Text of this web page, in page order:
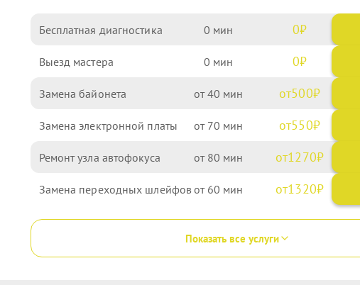
Бесплатная диагностика 0 0
Выезд мастера 0 0
Замена байонета 40 500
Замена электронной платы 70 550
Ремонт узла автофокуса 80 1270
Замена переходных шлейфов 60 1320
Показать все услуги